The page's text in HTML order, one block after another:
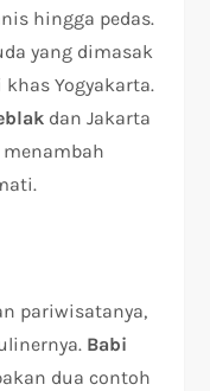
hingga pedas.
yang dimasak
Yogyakarta.
dan Jakarta
menambah
pariwisatanya,
Babi
dua contoh